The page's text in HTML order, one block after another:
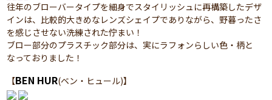
往年のブローバータイプを細身でスタイリッシュに再構築したデザ
インは、比較的大きめなレンズシェイプでありながら、野暮ったさ
を感じさせない洗練された佇まい！
ブロー部分のプラスチック部分は、実にラフォンらしい色・柄と
なっておりました！
【BEN HUR(ベン・ヒュール)】